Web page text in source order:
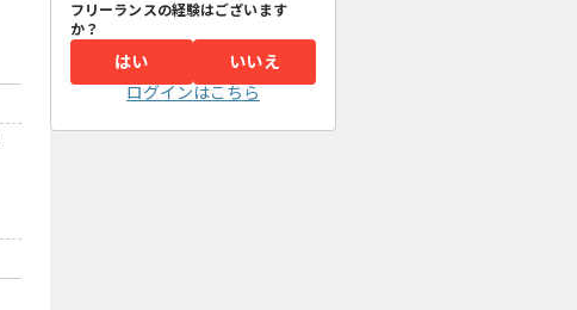
フリーランスの経験はございます
か？
はい
いいえ
ログインはこちら